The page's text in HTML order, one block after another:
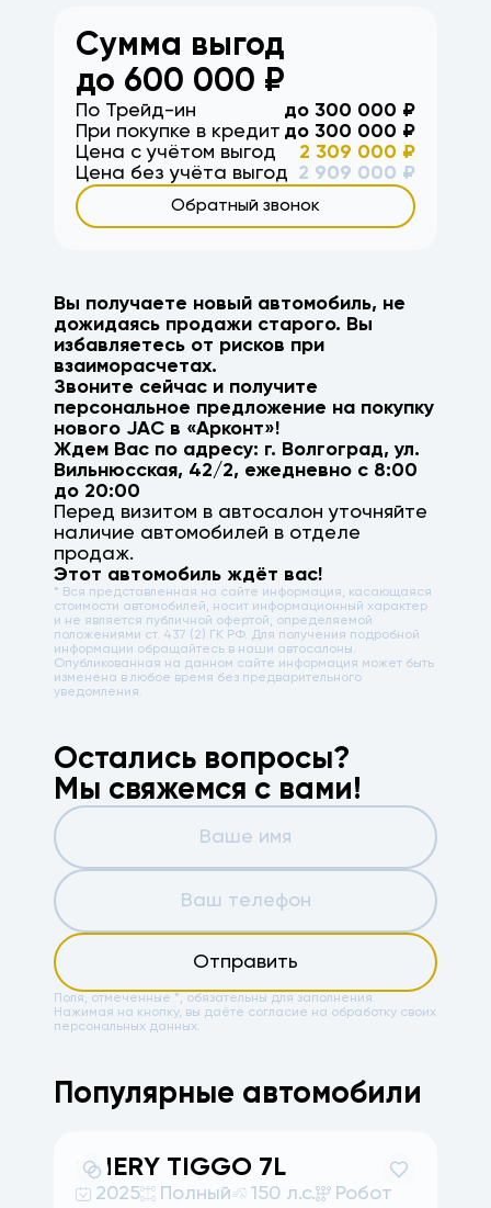
Сумма выгод
до 600 000 ₽
По Трейд-ин до 300 000 ₽
При покупке в кредит до 300 000 ₽
Цена с учётом выгод
2 309 000 ₽
Цена без учёта выгод
2 909 000 ₽
Обратный звонок
Вы получаете новый автомобиль, не
дожидаясь продажи старого. Вы
избавляетесь от рисков при
взаиморасчетах.
Звоните сейчас и получите
персональное предложение на покупку
нового JAC в «Арконт»!
Ждем Вас по адресу: г. Волгоград,ул.
Вильнюсская, 42/2, ежедневно с 8:00
до 20:00
Перед визитом в автосалон уточняйте
наличие автомобилей в отделе
продаж.
Этот автомобиль ждёт вас!
* Вся представленная на сайте информация, касающаяся
стоимости автомобилей, носит информационный характер
и не является публичной офертой, определяемой
положениями ст. 437 (2) ГК РФ. Для получения подробной
информации обращайтесь в наши автосалоны.
Опубликованная на данном сайте информация может быть
изменена в любое время без предварительного
уведомления.
Остались вопросы?
Мы свяжемся с вами!
Отправить
Поля, отмеченные *, обязательны для заполнения.
Нажимая на кнопку, вы даёте согласие на обработку своих
персональных данных.
Популярные автомобили
CHERY TIGGO 7L
2025 Полный 150 л.с.
Робот